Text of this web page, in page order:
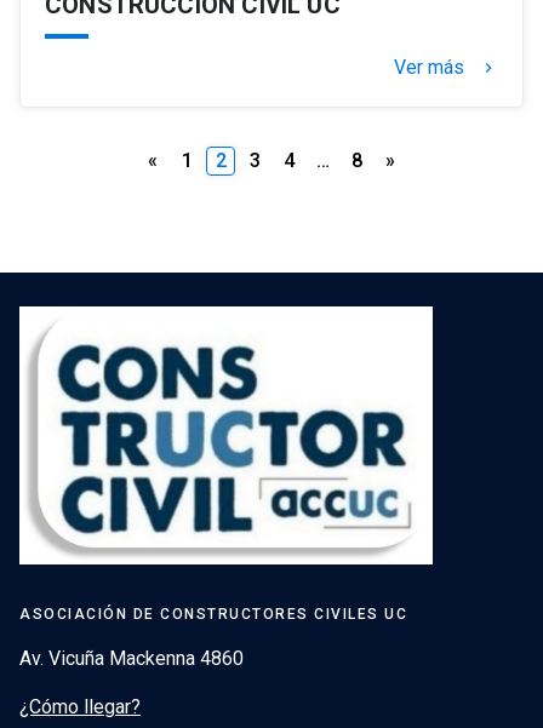
Ver más keyboard_arrow_right
Paginación
« 1 2 3 4 … 8 »
ASOCIACIÓN DE CONSTRUCTORES CIVILES UC
Av. Vicuña Mackenna 4860
¿Cómo llegar?